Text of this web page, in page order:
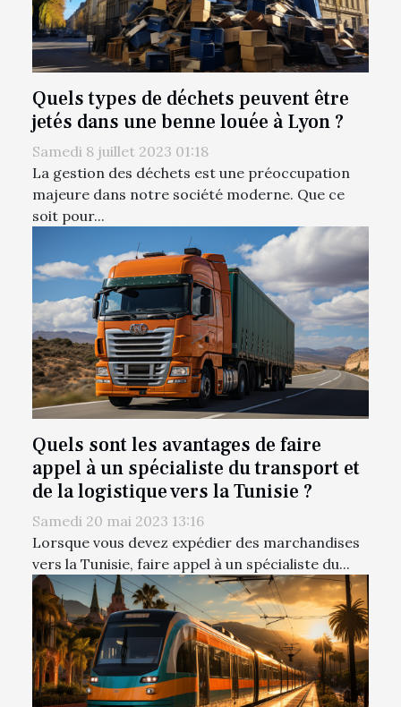
Quels types de déchets peuvent être
jetés dans une benne louée à Lyon ?
Samedi 8 juillet 2023 01:18
La gestion des déchets est une préoccupation
majeure dans notre société moderne. Que ce
soit pour...
Quels sont les avantages de faire
appel à un spécialiste du transport et
de la logistique vers la Tunisie ?
Samedi 20 mai 2023 13:16
Lorsque vous devez expédier des marchandises
vers la Tunisie, faire appel à un spécialiste du...